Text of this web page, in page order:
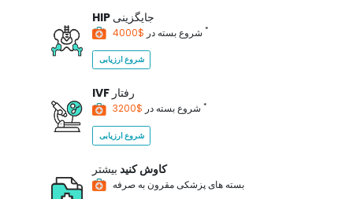
HIP جایگزینی
شروع بسته در *
شروع ارزیابی
IVF رفتار
شروع بسته در *
شروع ارزیابی
کاوش کنید بیشتر
بسته های پزشکی مقرون به صرفه